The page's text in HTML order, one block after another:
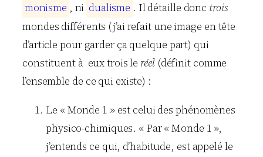
monisme , ni dualisme . Il détaille donc trois
mondes différents (j’ai refait une image en tête
d’article pour garder ça quelque part) qui
constituent à eux trois le réel(définit comme
l’ensemble de ce qui existe) :
Le « Monde 1 » est celui des phénomènes
physico-chimiques. « Par « Monde 1 »,
j’entends ce qui, d’habitude, est appelé le